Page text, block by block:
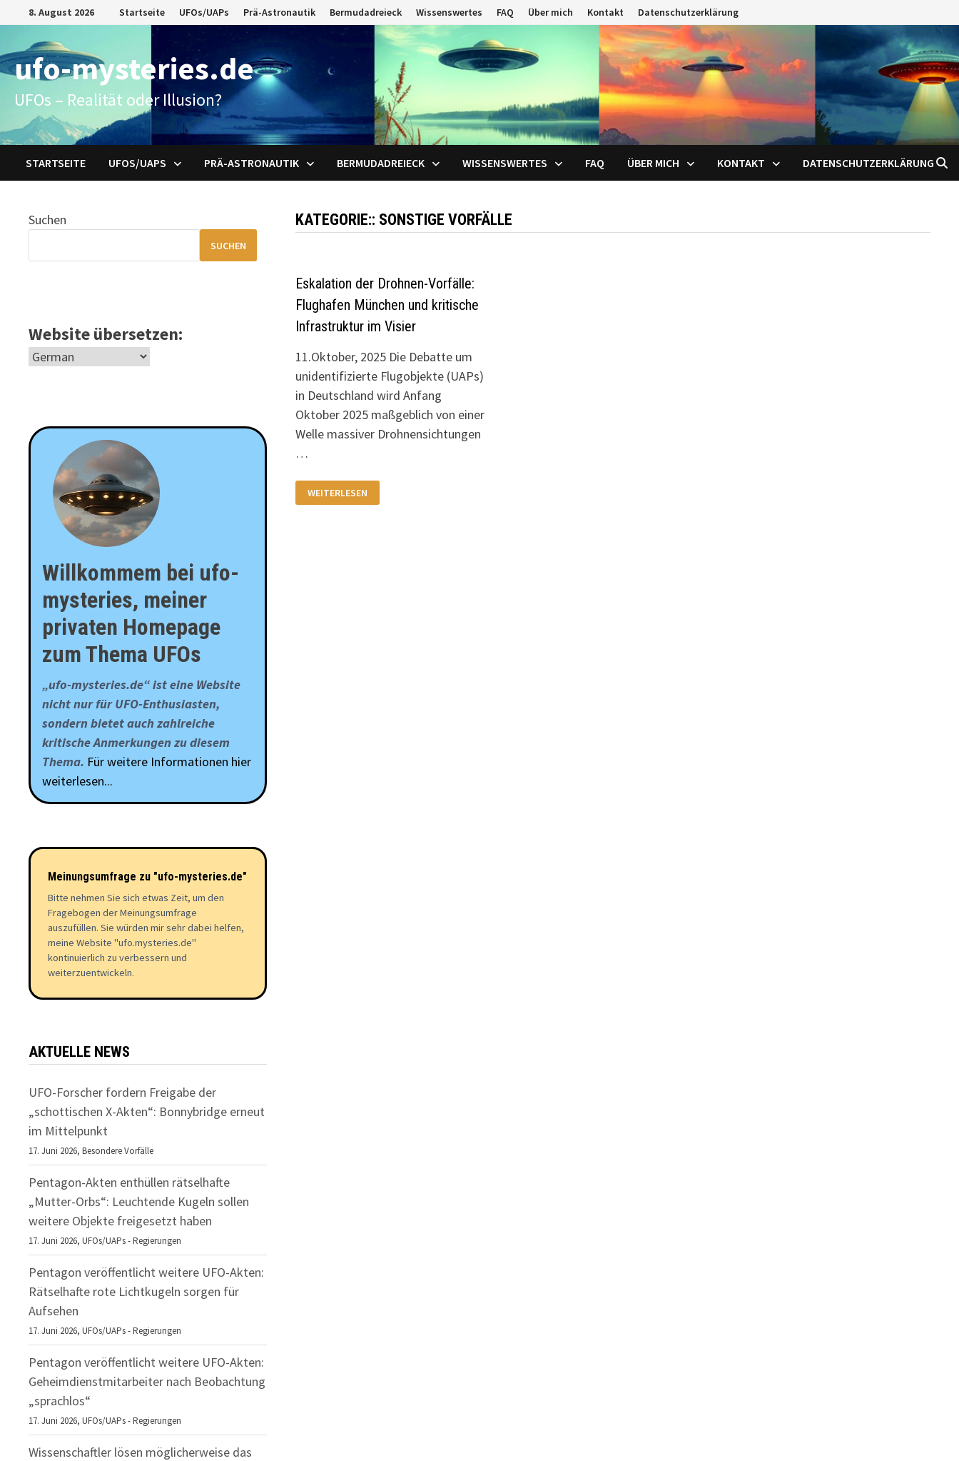
Inhalt
springen
8. August 2026 Startseite UFOs/UAPs Prä-Astronautik Bermudadreieck Wissenswertes FAQ Über mich Kontakt Datenschutzerklärung
ufo-mysteries.de
UFOs – Realität oder Illusion?
STARTSEITE UFOS/UAPS PRÄ-ASTRONAUTIK BERMUDADREIECK WISSENSWERTES FAQ ÜBER MICH KONTAKT DATENSCHUTZERKLÄRUNG
KATEGORIE:: SONSTIGE VORFÄLLE
Eskalation der Drohnen-Vorfälle:
Flughafen München und kritische
Infrastruktur im Visier
11.Oktober, 2025 Die Debatte um
unidentifizierte Flugobjekte (UAPs)
in Deutschland wird Anfang
Oktober 2025 maßgeblich von einer
Welle massiver Drohnensichtungen
…
DER
DROHNEN-
WEITERLESEN
Suchen
SUCHEN
Website übersetzen:
Willkommem bei ufo-
mysteries, meiner
privaten Homepage
zum Thema UFOs
„ufo-mysteries.de“ ist eine Website
nicht nur für UFO-Enthusiasten,
sondern bietet auch zahlreiche
kritische Anmerkungen zu diesem
Thema. Für weitere Informationen hier
weiterlesen...
Meinungsumfrage zu "ufo-mysteries.de"
Bitte nehmen Sie sich etwas Zeit, um den
Fragebogen der Meinungsumfrage
auszufüllen. Sie würden mir sehr dabei helfen,
meine Website "ufo.mysteries.de"
kontinuierlich zu verbessern und
weiterzuentwickeln.
AKTUELLE NEWS
UFO-Forscher fordern Freigabe der
„schottischen X-Akten“: Bonnybridge erneut
im Mittelpunkt
17. Juni 2026,Besondere Vorfälle
Pentagon-Akten enthüllen rätselhafte
„Mutter-Orbs“: Leuchtende Kugeln sollen
weitere Objekte freigesetzt haben
17. Juni 2026,UFOs/UAPs - Regierungen
Pentagon veröffentlicht weitere UFO-Akten:
Rätselhafte rote Lichtkugeln sorgen für
Aufsehen
17. Juni 2026,UFOs/UAPs - Regierungen
Pentagon veröffentlicht weitere UFO-Akten:
Geheimdienstmitarbeiter nach Beobachtung
„sprachlos“
17. Juni 2026,UFOs/UAPs - Regierungen
Wissenschaftler lösen möglicherweise das